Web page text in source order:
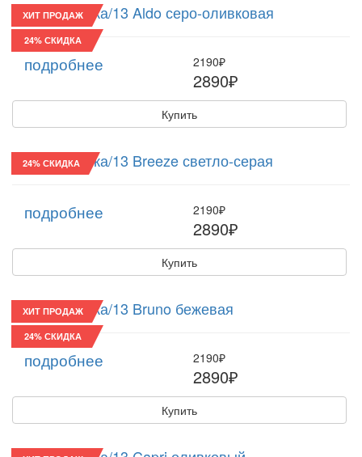
ХИТ ПРОДАЖ
24% СКИДКА
Восьмиклинка/13 Aldo серо-оливковая
подробнее 2190₽
2890₽
Купить
24% СКИДКА
Восьмиклинка/13 Breeze светло-серая
подробнее 2190₽
2890₽
Купить
ХИТ ПРОДАЖ
24% СКИДКА
Восьмиклинка/13 Bruno бежевая
подробнее 2190₽
2890₽
Купить